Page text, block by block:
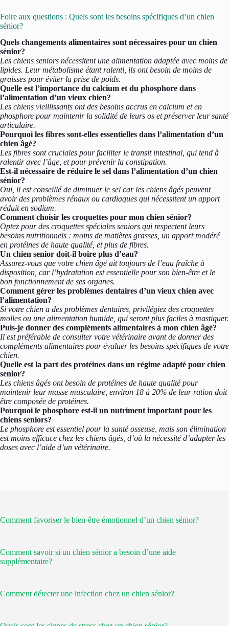
Foire aux questions : Quels sont les besoins spécifiques d’un chien
sénior?
Quels changements alimentaires sont nécessaires pour un chien
sénior?
Les chiens seniors nécessitent une alimentation adaptée avec moins de
lipides. Leur métabolisme étant ralenti, ils ont besoin de moins de
graisses pour éviter la prise de poids.
Quelle est l’importance du calcium et du phosphore dans
l’alimentation d’un vieux chien?
Les chiens vieillissants ont des besoins accrus en calcium et en
phosphore pour maintenir la solidité de leurs os et préserver leur santé
articulaire.
Pourquoi les fibres sont-elles essentielles dans l’alimentation d’un
chien âgé?
Les fibres sont cruciales pour faciliter le transit intestinal, qui tend à
ralentir avec l’âge, et pour prévenir la constipation.
Est-il nécessaire de réduire le sel dans l’alimentation d’un chien
sénior?
Oui, il est conseillé de diminuer le sel car les chiens âgés peuvent
avoir des problèmes rénaux ou cardiaques qui nécessitent un apport
réduit en sodium.
Comment choisir les croquettes pour mon chien sénior?
Optez pour des croquettes spéciales seniors qui respectent leurs
besoins nutritionnels : moins de matières grasses, un apport modéré
en protéines de haute qualité, et plus de fibres.
Un chien senior doit-il boire plus d’eau?
Assurez-vous que votre chien âgé ait toujours de l’eau fraîche à
disposition, car l’hydratation est essentielle pour son bien-être et le
bon fonctionnement de ses organes.
Comment gérer les problèmes dentaires d’un vieux chien avec
l’alimentation?
Si votre chien a des problèmes dentaires, privilégiez des croquettes
molles ou une alimentation humide, qui seront plus faciles à mastiquer.
Puis-je donner des compléments alimentaires à mon chien âgé?
Il est préférable de consulter votre vétérinaire avant de donner des
compléments alimentaires pour évaluer les besoins spécifiques de votre
chien.
Quelle est la part des protéines dans un régime adapté pour chien
senior?
Les chiens âgés ont besoin de protéines de haute qualité pour
maintenir leur masse musculaire, environ 18 à 20% de leur ration doit
être composée de protéines.
Pourquoi le phosphore est-il un nutriment important pour les
chiens seniors?
Le phosphore est essentiel pour la santé osseuse, mais son élimination
est moins efficace chez les chiens âgés, d’où la nécessité d’adapter les
doses avec l’aide d’un vétérinaire.
Comment favoriser le bien-être émotionnel d’un chien sénior?
Comment savoir si un chien sénior a besoin d’une aide
supplémentaire?
Comment détecter une infection chez un chien sénior?